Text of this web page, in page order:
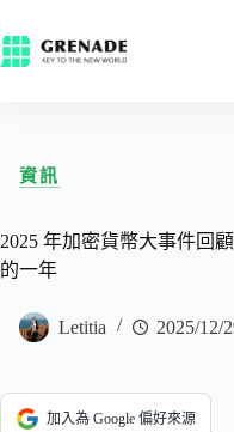
資訊
2025 年加密貨幣大事件回
的一年
Letitia 2025/12/
加入為 Google 偏好來源